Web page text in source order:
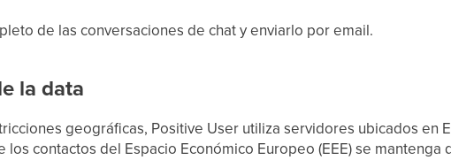
de las conversaciones de chat y enviarlo por email.
la data
geográficas, Positive User utiliza servidores ubicados en
contactos del Espacio Económico Europeo (EEE) se mantenga